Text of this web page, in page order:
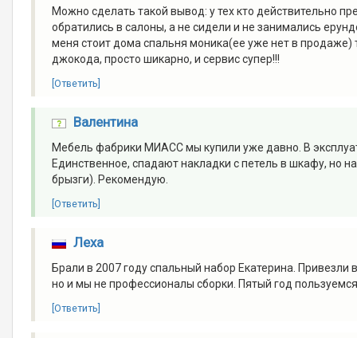
Можно сделать такой вывод: у тех кто действительно
обратились в салоны, а не сидели и не занимались
меня стоит дома спальня моника(ее уже нет в продаже)
джокода, просто шикарно, и сервис супер!!!
[Ответить]
Валентина
Мебель фабрики МИАСС мы купили уже давно. В
Единственное, спадают накладки с петель в шкафу, но
брызги). Рекомендую.
[Ответить]
Леха
Брали в 2007 году спальный набор Екатерина.
но и мы не профессионалы сборки. Пятый год
[Ответить]